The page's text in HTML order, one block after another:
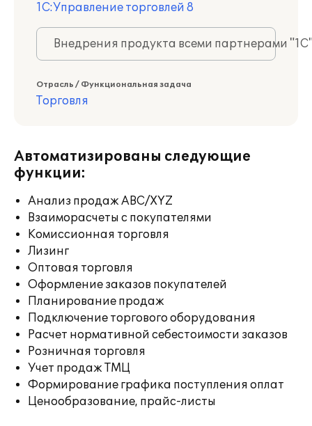
1С:Управление торговлей 8
Внедрения продукта всеми партнерами
Отрасль / Функциональная задача
Торговля
Автоматизированы следующие
функции:
Анализ продаж ABC/XYZ
Взаиморасчеты с покупателями
Комиссионная торговля
Лизинг
Оптовая торговля
Оформление заказов покупателей
Планирование продаж
Подключение торгового оборудования
Расчет нормативной себестоимости заказов
Розничная торговля
Учет продаж ТМЦ
Формирование графика поступления оплат
Ценообразование, прайс-листы